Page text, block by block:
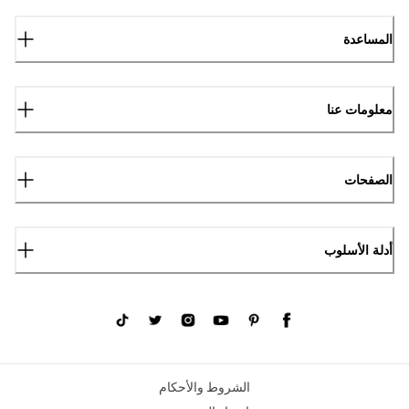
المساعدة
معلومات عنا
الصفحات
أدلة الأسلوب
الشروط والأحكام